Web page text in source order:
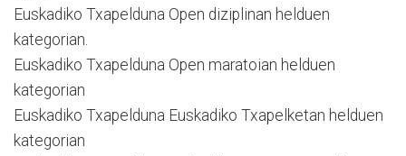
Euskadiko Txapelduna Open diziplinan helduen
kategorian.
Euskadiko Txapelduna Open maratoian helduen
kategorian
Euskadiko Txapelduna Euskadiko Txapelketan helduen
kategorian